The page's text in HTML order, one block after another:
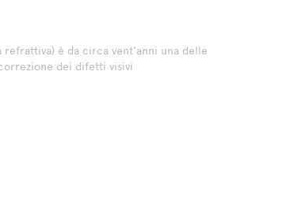
refrattiva) è da circa vent'anni una delle
dei difetti visivi